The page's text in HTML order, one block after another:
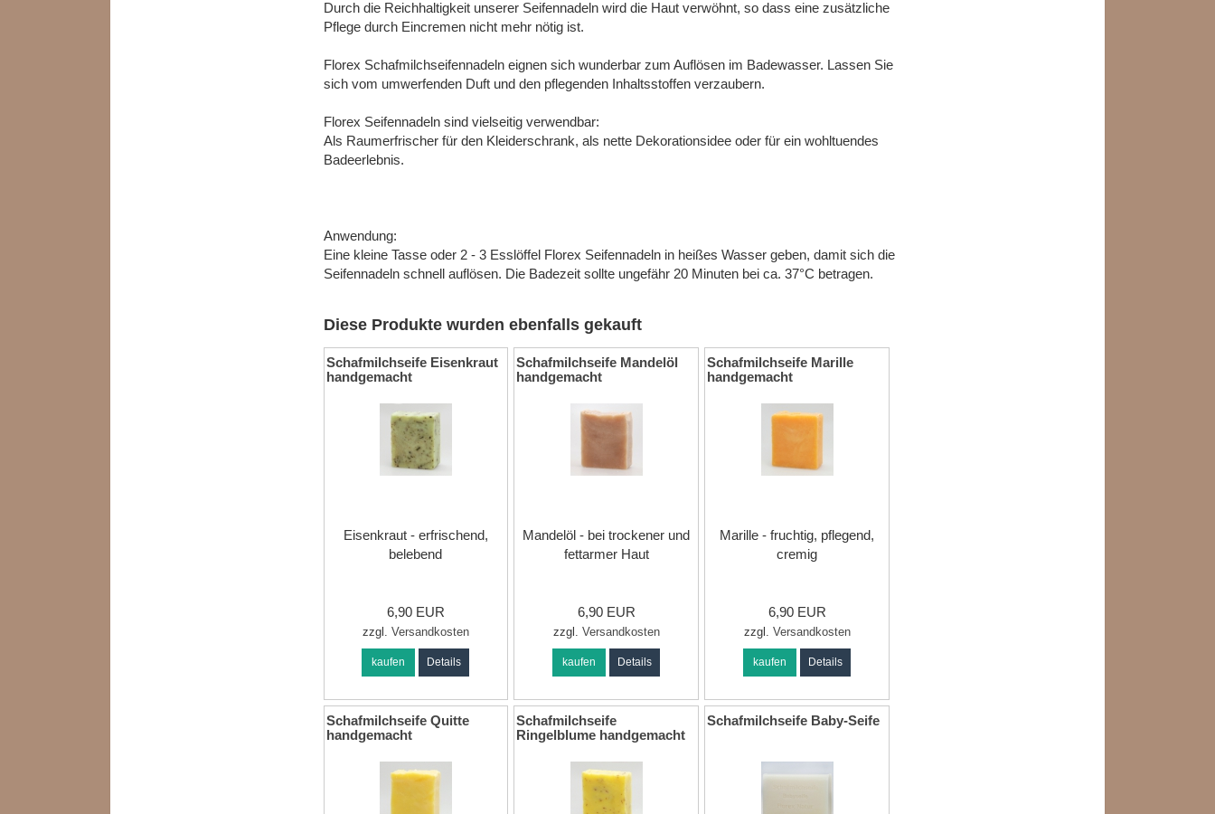
Durch die Reichhaltigkeit unserer Seifennadeln wird die Haut verwöhnt, so dass eine zusätzliche
Pflege durch Eincremen nicht mehr nötig ist.
Florex Schafmilchseifennadeln eignen sich wunderbar zum Auflösen im Badewasser. Lassen Sie
sich vom umwerfenden Duft und den pflegenden Inhaltsstoffen verzaubern.
Florex Seifennadeln sind vielseitig verwendbar:
Als Raumerfrischer für den Kleiderschrank, als nette Dekorationsidee oder für ein wohltuendes
Badeerlebnis.
Anwendung:
Eine kleine Tasse oder 2 - 3 Esslöffel Florex Seifennadeln in heißes Wasser geben, damit sich die
Seifennadeln schnell auflösen. Die Badezeit sollte ungefähr 20 Minuten bei ca. 37°C betragen.
Diese Produkte wurden ebenfalls gekauft
Schafmilchseife Eisenkraut
handgemacht
Eisenkraut - erfrischend,
belebend
6,90 EUR
zzgl. Versandkosten
kaufen Details
Schafmilchseife Mandelöl
handgemacht
Mandelöl - bei trockener und
fettarmer Haut
6,90 EUR
zzgl. Versandkosten
kaufen Details
Schafmilchseife Marille
handgemacht
Marille - fruchtig, pflegend,
cremig
6,90 EUR
zzgl. Versandkosten
kaufen Details
Schafmilchseife Quitte
handgemacht
Schafmilchseife
Ringelblume handgemacht
Schafmilchseife Baby-Seife